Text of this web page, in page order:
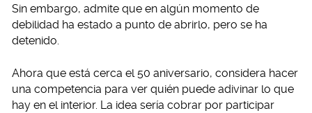
Sin embargo, admite que en algún momento de
debilidad ha estado a punto de abrirlo, pero se ha
detenido.
Ahora que está cerca el 50 aniversario, considera hacer
una competencia para ver quién puede adivinar lo que
hay en el interior. La idea sería cobrar por participar